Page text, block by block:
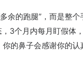
的跑腿”，而是整个
3个月内每月盯假体
你的鼻子会感谢你的认